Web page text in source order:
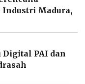
Madura,
Digital PAI dan